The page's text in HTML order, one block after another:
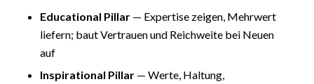
Educational Pillar— Expertise zeigen, Mehrwert
liefern; baut Vertrauen und Reichweite bei Neuen
auf
Inspirational Pillar— Werte, Haltung,